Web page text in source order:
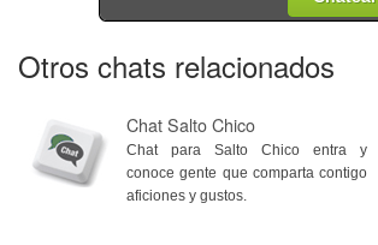
Otros chats relacionados
Chat Salto Chico
Chat para Salto Chico entra y
conoce gente que comparta contigo
aficiones y gustos.